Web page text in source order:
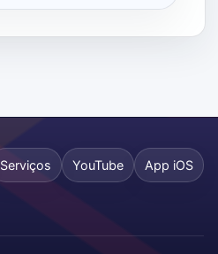
Serviços YouTube App iOS